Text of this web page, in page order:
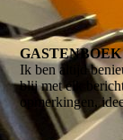
GASTENBOEK
Ik ben altijd
blij met elk
opmerkingen,